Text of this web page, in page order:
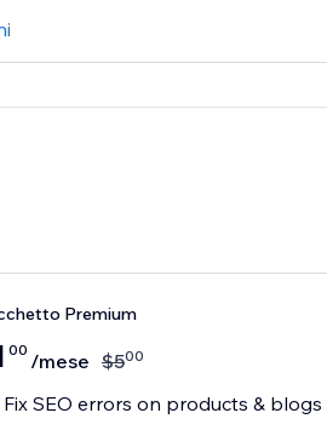
Premium
00 /mese $500
Fix SEO errors on products & blogs